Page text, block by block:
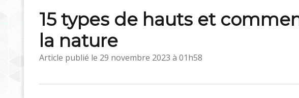
15 types de hauts et
la nature
Article publié le 29 novembre 2023 à 01h58